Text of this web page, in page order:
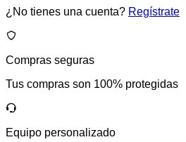
¿No tienes una cuenta? Regístrate
Compras seguras
Tus compras son 100% protegidas
Equipo personalizado